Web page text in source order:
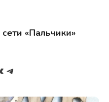
«Пальчики»
Telegram